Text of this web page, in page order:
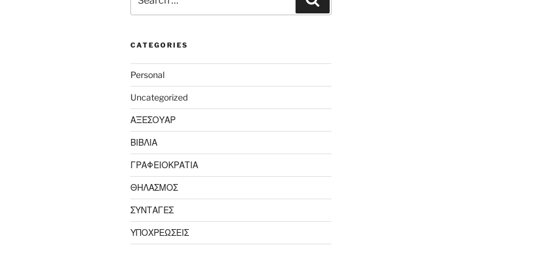
for:
CATEGORIES
Personal
Uncategorized
ΑΞΕΣΟΥΑΡ
ΒΙΒΛΙΑ
ΓΡΑΦΕΙΟΚΡΑΤΙΑ
ΘΗΛΑΣΜΟΣ
ΣΥΝΤΑΓΕΣ
ΥΠΟΧΡΕΩΣΕΙΣ